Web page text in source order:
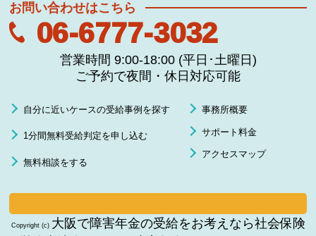
お問い合わせはこちら
06-6777-3032
営業時間 9:00-18:00 (平日･土曜日)
ご予約で夜間・休日対応可能
自分に近いケースの受給事例を探す
1分間無料受給判定を申し込む
無料相談をする
事務所概要
サポート料金
アクセスマップ
Copyright (c) 大阪で障害年金の受給をお考えなら社会保険